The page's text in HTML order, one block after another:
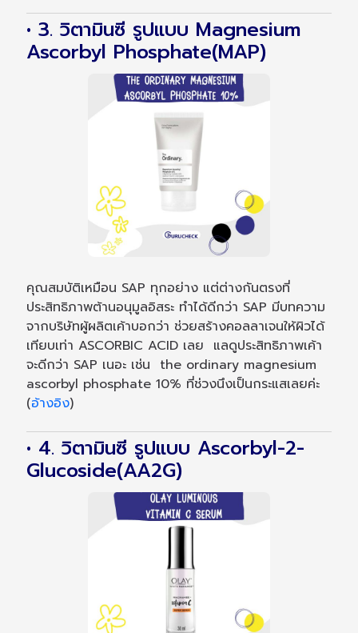
• 3. วิตามินซี รูปแบบ Magnesium
Ascorbyl Phosphate(MAP)
คุณสมบัติเหมือน SAP ทุกอย่าง แต่ต่างกันตรงที่
ประสิทธิภาพต้านอนุมูลอิสระ ทำได้ดีกว่า SAP มีบทความ
จากบริษัทผู้ผลิตเค้าบอกว่า ช่วยสร้างคอลลาเจนให้ผิวได้
เทียบเท่า ASCORBIC ACID เลย แลดูประสิทธิภาพเค้า
จะดีกว่า SAP เนอะ เช่น the ordinary magnesium
ascorbyl phosphate 10% ที่ช่วงนึงเป็นกระแสเลยค่ะ
(อ้างอิง)
• 4. วิตามินซี รูปแบบ Ascorbyl-2-
Glucoside(AA2G)